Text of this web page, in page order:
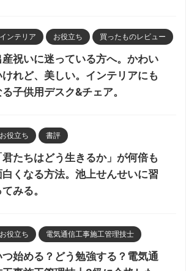
インテリア お役立ち 買ったものレビュー
産祝いに迷っている方へ。かわい
けれど、美しい。インテリアにも
子供用デスク&チェア。
お役立ち 書評
君たちはどう生きるか」が何倍も
白くなる方法。池上せんせいに習
てみる。
お役立ち 電気通信工事施工管理技士
つ始める？どう勉強する？電気通